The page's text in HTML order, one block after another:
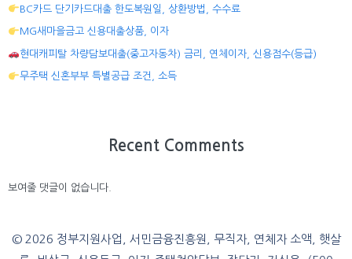
BC카드 단기카드대출 한도복원일, 상환방법, 수수료
MG새마을금고 신용대출상품, 이자
현대캐피탈 차량담보대출(중고자동차) 금리, 연체이자, 신용점수(등급)
무주택 신혼부부 특별공급 조건, 소득
Recent Comments
보여줄 댓글이 없습니다.
© 2026 정부지원사업, 서민금융진흥원, 무직자, 연체자 소액, 햇살